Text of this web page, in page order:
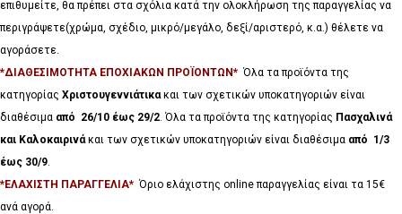
επιθυμείτε, θα πρέπει στα σχόλια κατά την ολοκλήρωση της παραγγελίας να
περιγράψετε(χρώμα, σχέδιο, μικρό/μεγάλο, δεξί/αριστερό, κ.α.) θέλετε να
αγοράσετε.
*ΔΙΑΘΕΣΙΜΟΤΗΤΑ ΕΠΟΧΙΑΚΩΝ ΠΡΟΪΟΝΤΩΝ* Όλα τα προϊόντα της
κατηγορίας Χριστουγεννιάτικακαι των σχετικών υποκατηγοριών είναι
διαθέσιμα από 26/10 έως 29/2. Όλα τα προϊόντα της κατηγορίας Πασχαλινά
και Καλοκαιρινάκαι των σχετικών υποκατηγοριών είναι διαθέσιμα από 1/3
έως 30/9.
*ΕΛΑΧΙΣΤΗ ΠΑΡΑΓΓΕΛΙΑ* Όριο ελάχιστης online παραγγελίας είναι τα 15€
ανά αγορά.